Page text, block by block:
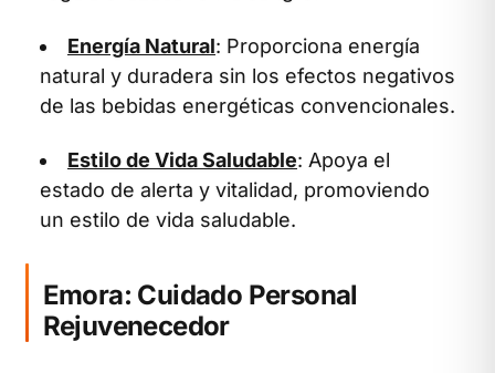
Energía Natural: Proporciona energía
natural y duradera sin los efectos negativos
de las bebidas energéticas convencionales.
Estilo de Vida Saludable: Apoya el
estado de alerta y vitalidad, promoviendo
un estilo de vida saludable.
Emora: Cuidado Personal
Rejuvenecedor